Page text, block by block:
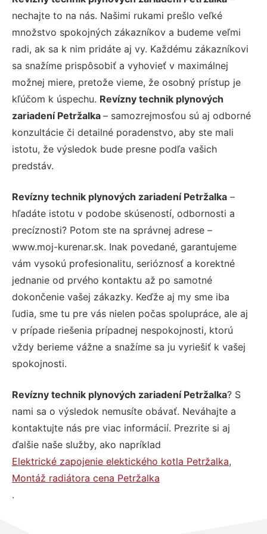
nechajte to na nás. Našimi rukami prešlo veľké
množstvo spokojných zákazníkov a budeme veľmi
radi, ak sa k nim pridáte aj vy. Každému zákazníkovi
sa snažíme prispôsobiť a vyhovieť v maximálnej
možnej miere, pretože vieme, že osobný prístup je
kľúčom k úspechu. Revízny technik plynových
zariadení Petržalka – samozrejmosťou sú aj odborné
konzultácie či detailné poradenstvo, aby ste mali
istotu, že výsledok bude presne podľa vašich
predstáv.
Revízny technik plynových zariadení Petržalka –
hľadáte istotu v podobe skúseností, odbornosti a
precíznosti? Potom ste na správnej adrese –
www.moj-kurenar.sk. Inak povedané, garantujeme
vám vysokú profesionalitu, serióznosť a korektné
jednanie od prvého kontaktu až po samotné
dokončenie vašej zákazky. Keďže aj my sme iba
ľudia, sme tu pre vás nielen počas spolupráce, ale aj
v prípade riešenia prípadnej nespokojnosti, ktorú
vždy berieme vážne a snažíme sa ju vyriešiť k vašej
spokojnosti.
Revízny technik plynových zariadení Petržalka? S
nami sa o výsledok nemusíte obávať. Neváhajte a
kontaktujte nás pre viac informácií. Prezrite si aj
ďalšie naše služby, ako napríklad
Elektrické zapojenie elektického kotla Petržalka,
Montáž radiátora cena Petržalka
.